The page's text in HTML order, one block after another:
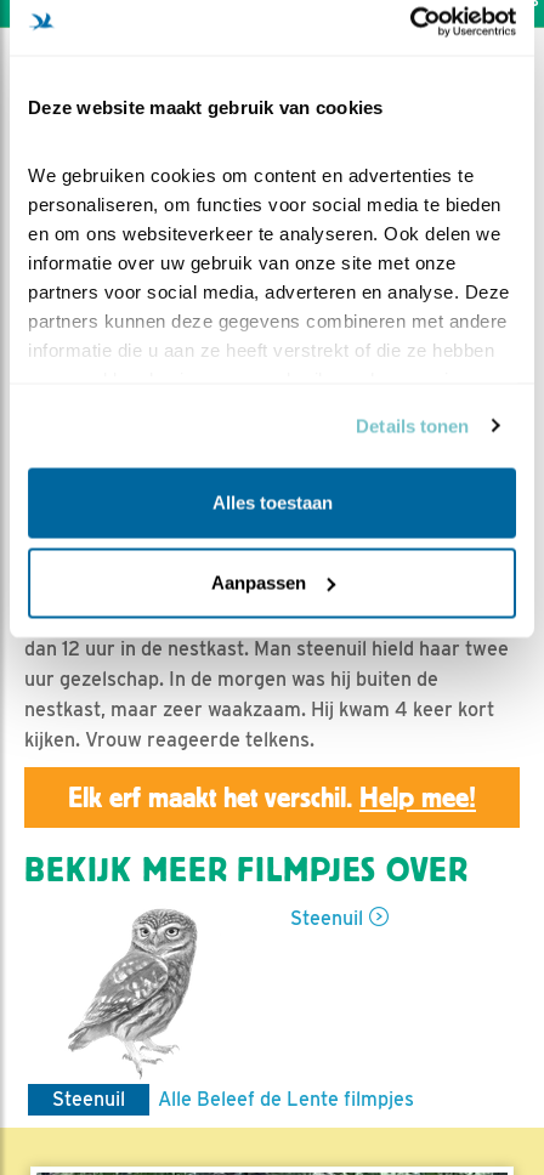
Deze website maakt gebruik van cookies
We gebruiken cookies om content en advertenties te
personaliseren, om functies voor social media te bieden
en om ons websiteverkeer te analyseren. Ook delen we
informatie over uw gebruik van onze site met onze
partners voor social media, adverteren en analyse. Deze
partners kunnen deze gegevens combineren met andere
informatie die u aan ze heeft verstrekt of die ze hebben
Details tonen
Alles toestaan
Aanpassen
Waakzame man
Geert | Geplaatst op 17 maart 2019, 23:50 |
Vind ik
Bewaar dit filmpje|
1121x
Vandaag 17 maart was vrouw steenuil overdag meer
dan 12 uur in de nestkast. Man steenuil hield haar twee
uur gezelschap. In de morgen was hij buiten de
nestkast, maar zeer waakzaam. Hij kwam 4 keer kort
kijken. Vrouw reageerde telkens.
Elk erf maakt het verschil. Help mee!
BEKIJK MEER FILMPJES OVER
Steenuil
Steenuil Alle Beleef de Lente filmpjes